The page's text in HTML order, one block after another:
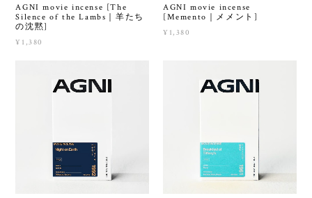
AGNI movie incense [The
Silence of the Lambs｜羊たち
の沈黙]
¥1,380
AGNI movie incense
[Memento｜メメント]
¥1,380